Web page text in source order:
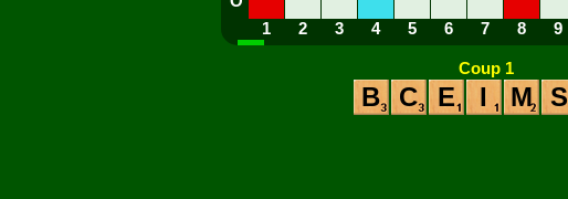
1
2 3 4 5 6 7 8 9
Coup 1
B C E I M S